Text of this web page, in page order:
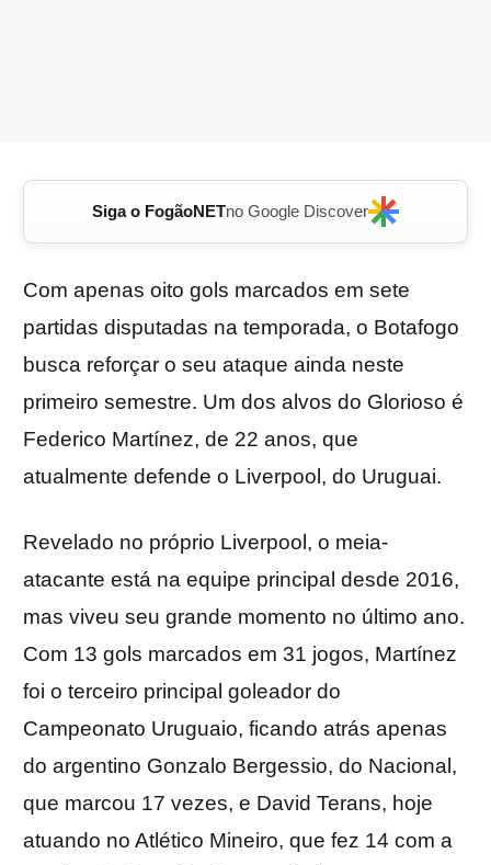
Siga o FogãoNETno Google Discover
Com apenas oito gols marcados em sete
partidas disputadas na temporada, o Botafogo
busca reforçar o seu ataque ainda neste
primeiro semestre. Um dos alvos do Glorioso é
Federico Martínez, de 22 anos, que
atualmente defende o Liverpool, do Uruguai.
Revelado no próprio Liverpool, o meia-
atacante está na equipe principal desde 2016,
mas viveu seu grande momento no último ano.
Com 13 gols marcados em 31 jogos, Martínez
foi o terceiro principal goleador do
Campeonato Uruguaio, ficando atrás apenas
do argentino Gonzalo Bergessio, do Nacional,
que marcou 17 vezes, e David Terans, hoje
atuando no Atlético Mineiro, que fez 14 com a